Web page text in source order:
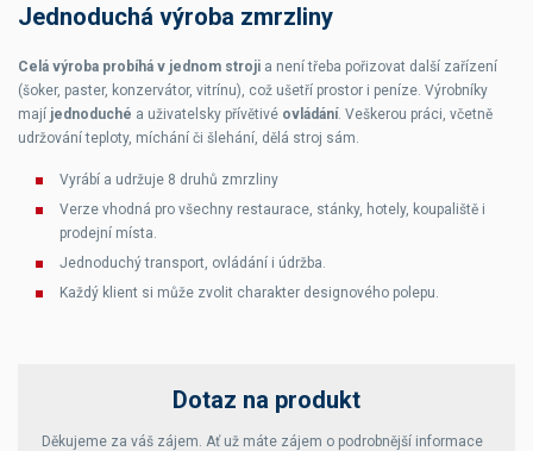
Jednoduchá výroba zmrzliny
Celá výroba probíhá v jednom stroji a není třeba pořizovat další zařízení
(šoker, paster, konzervátor, vitrínu), což ušetří prostor i peníze. Výrobníky
mají jednoduché a uživatelsky přívětivé ovládání. Veškerou práci, včetně
udržování teploty, míchání či šlehání, dělá stroj sám.
Vyrábí a udržuje 8 druhů zmrzliny
Verze vhodná pro všechny restaurace, stánky, hotely, koupaliště i
prodejní místa.
Jednoduchý transport, ovládání i údržba.
Každý klient si může zvolit charakter designového polepu.
Dotaz na produkt
Děkujeme za váš zájem. Ať už máte zájem o podrobnější informace